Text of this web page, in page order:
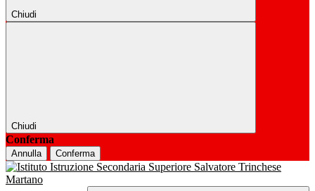
Chiudi
Chiudi
Conferma
Annulla Conferma